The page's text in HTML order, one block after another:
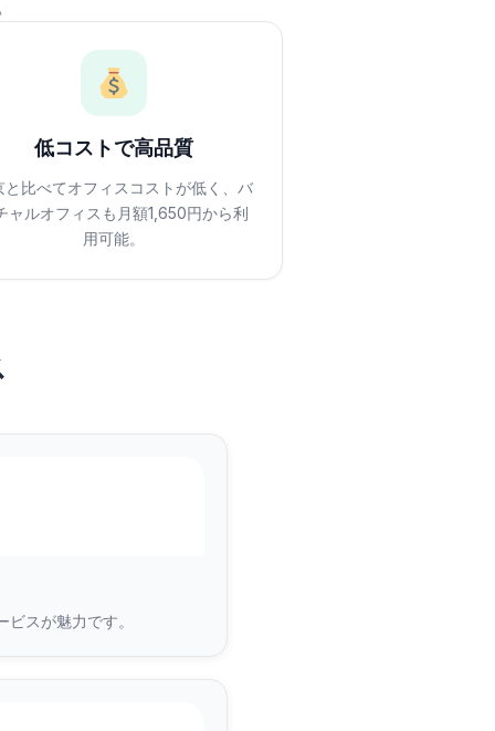
低コストで高品質
と比べてオフィスコストが低く、バ
ャルオフィスも月額1,650円から利
用可能。
スが魅力です。